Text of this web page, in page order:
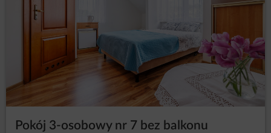
otrzymywania treści podobnej zawartości, a nawet tego
stronie/stronach Serwisu.
Odbiorcy danych Użytkowników
Administrator danych ujawnia dane osobowe Użytkowników
wyłącznie podmiotom przetwarzającym na mocy zawartych
umów powierzenia przetwarzania danych osobowych w
celu realizacji usług na rzecz Administratora danych, np.
hostingu i obsługi Strony, usługi IT, obsługi marketingowej i
PR.
Przesyłanie danych osobowych do państw trzecich
Pokój 3-osobowy nr 7 bez balkonu